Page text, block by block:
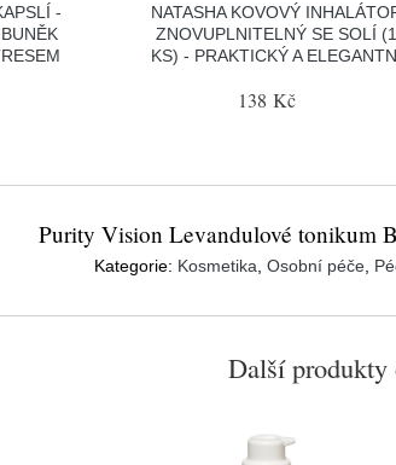
-
NATASHA KOVOVÝ
ZNOVUPLNITELNÝ SE SOLÍ (1
KS) - PRAKTICKÝ A
138 Kč
Purity Vision Levandulové tonikum
Kategorie: Kosmetika Osobní péče
Další produkty